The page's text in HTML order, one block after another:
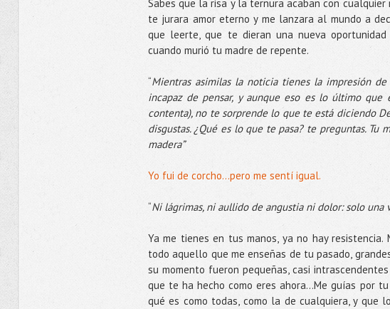
Sabes que la risa y la ternura acaban con
te jurara amor eterno y me lanzara al mundo a
que leerte, que te dieran una nueva
cuando murió tu madre de repente.
“Mientras asimilas la noticia tienes la impresión
incapaz de pensar, y aunque eso es lo último que
contenta), no te sorprende lo que te está diciendo
disgustas. ¿Qué es lo que te pasa? te preguntas.
madera”
Yo fui de corcho…pero me sentí igual.
“Ni lágrimas, ni aullido de angustia ni dolor: solo
Ya me tienes en tus manos, ya no hay
todo aquello que me enseñas de tu pasado,
su momento fueron pequeñas, casi
que te ha hecho como eres ahora...Me guías por
qué es como todas, como la de cualquiera, y que